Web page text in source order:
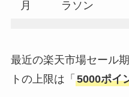
月
ラソン
最近の楽天市場セール
トの上限は「 5000ポイ